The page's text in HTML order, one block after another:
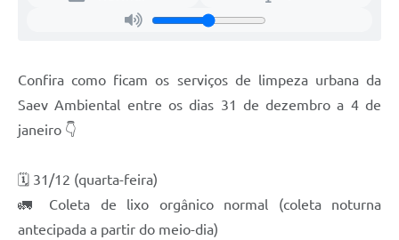
Confira como ficam os serviços de limpeza urbana da
Saev Ambiental entre os dias 31 de dezembro a 4 de
janeiro 👇
🗓️ 31/12 (quarta-feira)
🚛 Coleta de lixo orgânico normal (coleta noturna
antecipada a partir do meio-dia)